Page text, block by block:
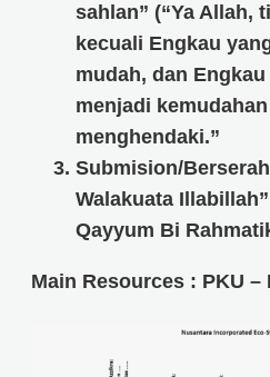
sahlan” (“Ya Allah,
kecuali Engkau
mudah, dan
menjadi
menghendaki.”
Submision/
Walakuata
Qayyum Bi
Main Resources : PKU –